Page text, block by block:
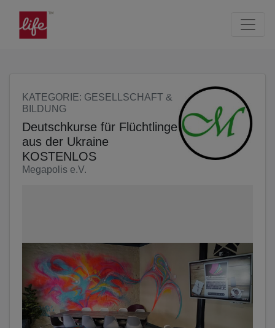
Seite
Klicken Sie, um die Navigation zu überspringen und zum
KATEGORIE: GESELLSCHAFT &
BILDUNG
Deutschkurse für Flüchtlinge
aus der Ukraine
KOSTENLOS
Megapolis e.V.